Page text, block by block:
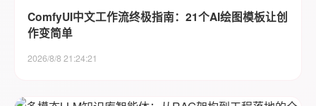
ComfyUI中文工作流终极指南：21个AI绘图模板让创
作变简单
2026/8/8 21:24:21